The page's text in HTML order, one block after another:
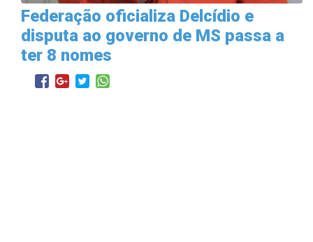
Federação oficializa Delcídio e
disputa ao governo de MS passa a
ter 8 nomes